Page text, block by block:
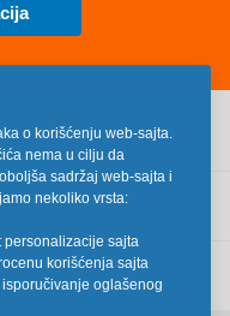
o korišćenju web-sajta.
nema u cilju da
sadržaj web-sajta i
nekoliko vrsta:
personalizacije sajta
korišćenja sajta
oglašenog